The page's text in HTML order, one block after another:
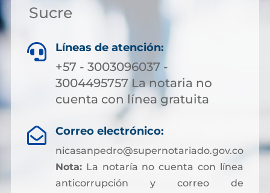
Sucre
 Líneas de atención:
+57 - 3003096037 -
3004495757 La notaria no
cuenta con línea gratuita
 Correo electrónico:
nicasanpedro@supernotariado.gov.co
Nota:La notaría no cuenta con línea
anticorrupción y correo de